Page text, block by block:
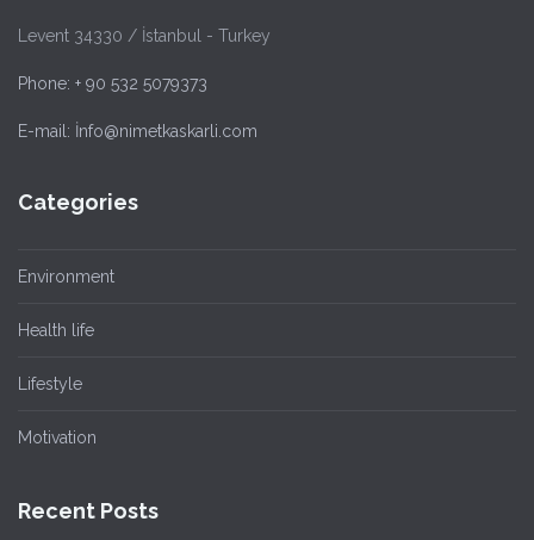
Levent 34330 / İstanbul - Turkey
Phone: + 90 532 5079373
E-mail: İnfo@nimetkaskarli.com
Categories
Environment
Health life
Lifestyle
Motivation
Recent Posts